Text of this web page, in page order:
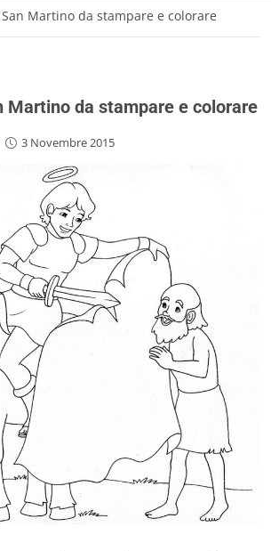
Martino da stampare e colorare
Martino da stampare e colorare
3 Novembre 2015